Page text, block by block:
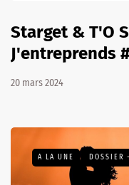
Starget & T'O
J'entreprends
20 mars 2024
A LA UNE DOSSIER